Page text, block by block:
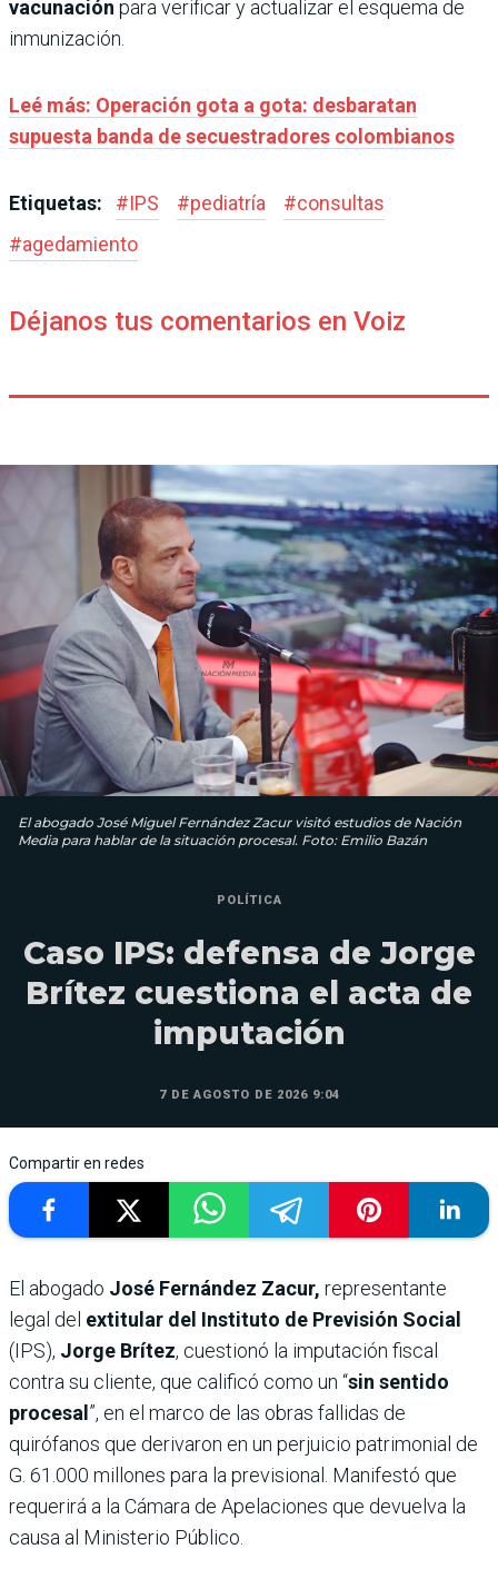
vacunación para verificar y actualizar el esquema de
inmunización.
Leé más: Operación gota a gota: desbaratan
supuesta banda de secuestradores colombianos
Etiquetas: #IPS #pediatría #consultas
#agedamiento
Déjanos tus comentarios en Voiz
El abogado José Miguel Fernández Zacur visitó estudios de Nación
Media para hablar de la situación procesal. Foto: Emilio Bazán
POLÍTICA
Caso IPS: defensa de Jorge
Brítez cuestiona el acta de
imputación
7 DE AGOSTO DE 2026 9:04
Compartir en redes
El abogado José Fernández Zacur, representante
legal del extitular del Instituto de Previsión Social
(IPS), Jorge Brítez, cuestionó la imputación fiscal
contra su cliente, que calificó como un “sin sentido
procesal”, en el marco de las obras fallidas de
quirófanos que derivaron en un perjuicio patrimonial de
G. 61.000 millones para la previsional. Manifestó que
requerirá a la Cámara de Apelaciones que devuelva la
causa al Ministerio Público.